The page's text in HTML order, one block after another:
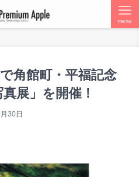
menu
角館町・平福記念
展」を開催！
30日